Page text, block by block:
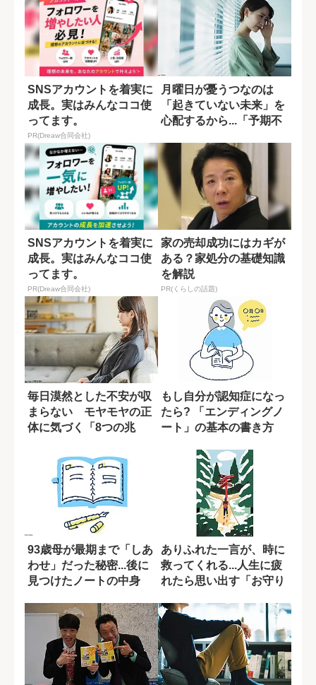
SNSアカウントを着実に
成長。実はみんなココ使
ってます。
PR(Dreaw合同会社)
月曜日が憂うつなのは
「起きていない未来」を
心配するから...「予期不
SNSアカウントを着実に
成長。実はみんなココ使
ってます。
PR(Dreaw合同会社)
家の売却成功にはカギが
ある？家処分の基礎知識
を解説
PR(くらしの話題)
毎日漠然とした不安が収
まらない モヤモヤの正
体に気づく「8つの兆
もし自分が認知症になっ
たら? 「エンディングノ
ート」の基本の書き方
93歳母が最期まで「しあ
わせ」だった秘密...後に
見つけたノートの中身
ありふれた一言が、時に
救ってくれる...人生に疲
れたら思い出す「お守り